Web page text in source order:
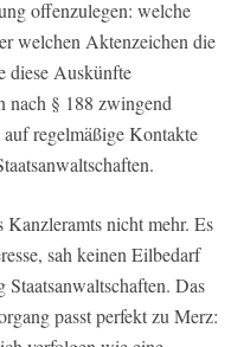
offenzulegen: welche
welchen Aktenzeichen die
diese Auskünfte
nach § 188 zwingend
regelmäßige Kontakte
nicht mehr. Es
sah keinen Eilbedarf
Das
passt perfekt zu Merz: